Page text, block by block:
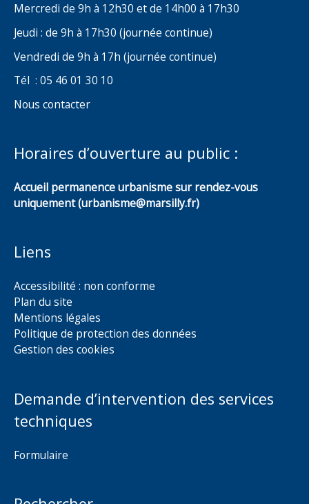
Mercredi de 9h à 12h30 et de 14h00 à 17h30
Jeudi : de 9h à 17h30 (journée continue)
Vendredi de 9h à 17h (journée continue)
Tél : 05 46 01 30 10
Nous contacter
Horaires d’ouverture au public :
Accueil permanence urbanisme sur rendez-vous
uniquement (urbanisme@marsilly.fr)
Liens
Accessibilité : non conforme
Plan du site
Mentions légales
Politique de protection des données
Gestion des cookies
Demande d’intervention des services
techniques
Formulaire